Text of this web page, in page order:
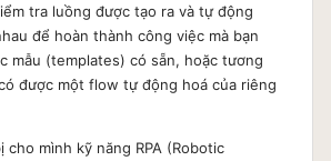
tra luồng được tạo ra và tự động
để hoàn thành công việc mà bạn
mẫu (templates) có sẵn, hoặc tương
được một flow tự động hoá của riêng
mình kỹ năng RPA (Robotic